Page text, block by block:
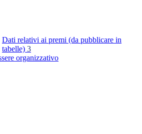
Dati relativi ai premi (da pubblicare in
tabelle) 3
organizzativo